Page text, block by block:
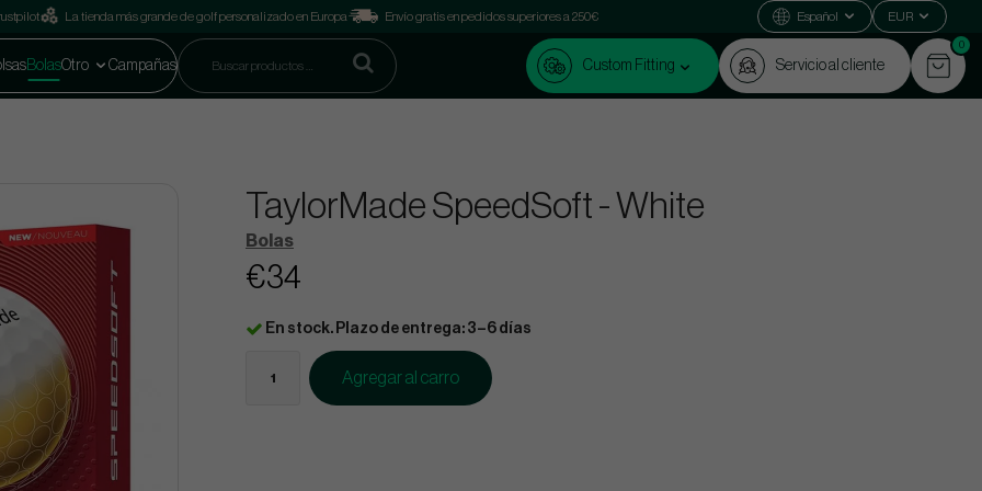
La tienda más grande de golf personalizado en Europa Envío gratis en pedidos superiores a 250€ Español EUR
BolasOtro Campañas Custom Fitting Servicio al cliente
0
TaylorMade SpeedSoft - White
Bolas
€34
En stock. Plazo de entrega: 3–6 días
Agregar al carro